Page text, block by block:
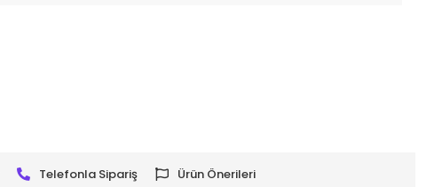
Telefonla Sipariş Ürün Önerileri